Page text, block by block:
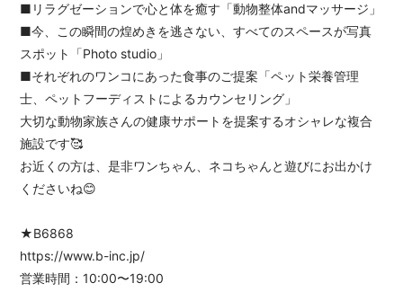
■リラグゼーションで心と体を癒す「動物整体andマッサージ」
■今、この瞬間の煌めきを逃さない、すべてのスペースが写真
スポット「Photo studio」
■それぞれのワンコにあった食事のご提案「ペット栄養管理
士、ペットフーディストによるカウンセリング」
大切な動物家族さんの健康サポートを提案するオシャレな複合
施設です🥰
お近くの方は、是非ワンちゃん、ネコちゃんと遊びにお出かけ
くださいね😊
★B6868
https://www.b-inc.jp/
営業時間：10:00〜19:00